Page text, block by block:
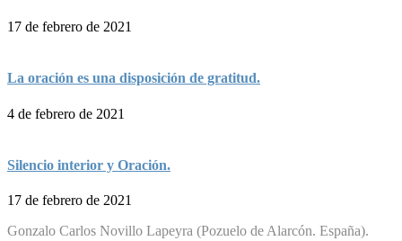
17 de febrero de 2021
La oración es una disposición de gratitud.
4 de febrero de 2021
Silencio interior y Oración.
17 de febrero de 2021
Gonzalo Carlos Novillo Lapeyra (Pozuelo de Alarcón. España).